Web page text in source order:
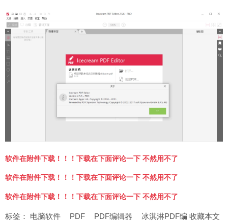
软件在附件下载！！！下载在下面评论一下 不然用不了
软件在附件下载！！！下载在下面评论一下 不然用不了
软件在附件下载！！！下载在下面评论一下 不然用不了
收藏本文
标签： 电脑软件 PDF PDF编辑器
冰淇淋PDF编